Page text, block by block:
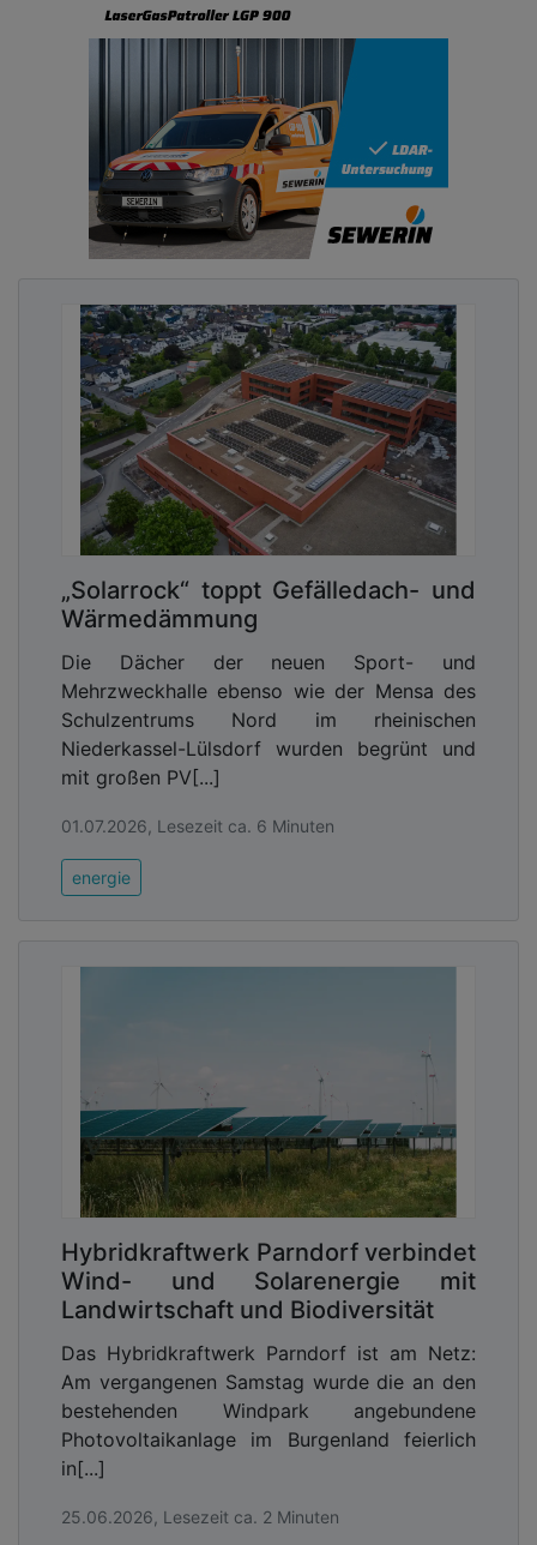
„Solarrock“ toppt Gefälledach- und
Wärmedämmung
Die Dächer der neuen Sport- und
Mehrzweckhalle ebenso wie der Mensa des
Schulzentrums Nord im rheinischen
Niederkassel-Lülsdorf wurden begrünt und
mit großen PV[...]
01.07.2026, Lesezeit ca. 6 Minuten
energie
Hybridkraftwerk Parndorf verbindet
Wind- und Solarenergie mit
Landwirtschaft und Biodiversität
Das Hybridkraftwerk Parndorf ist am Netz:
Am vergangenen Samstag wurde die an den
bestehenden Windpark angebundene
Photovoltaikanlage im Burgenland feierlich
in[...]
25.06.2026, Lesezeit ca. 2 Minuten